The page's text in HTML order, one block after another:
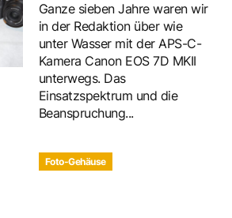
Ganze sieben Jahre waren wir
in der Redaktion über wie
unter Wasser mit der APS-C-
Kamera Canon EOS 7D MKII
unterwegs. Das
Einsatzspektrum und die
Beanspruchung...
Foto-Gehäuse